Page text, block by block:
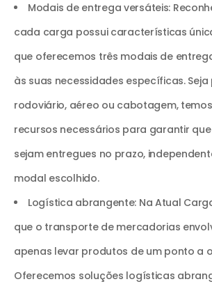
Modais de entrega versáteis:
cada carga possui características
que oferecemos três modais de
às suas necessidades específicas.
rodoviário, aéreo ou cabotagem,
recursos necessários para garantir
sejam entregues no prazo,
modal escolhido.
Logística abrangente: Na Atual
que o transporte de mercadorias
apenas levar produtos de um ponto a
Oferecemos soluções logísticas